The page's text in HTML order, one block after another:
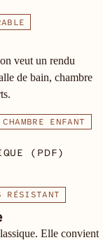
veut un rendu
de bain, chambre
CHAMBRE ENFANT
(PDF)
Elle convient